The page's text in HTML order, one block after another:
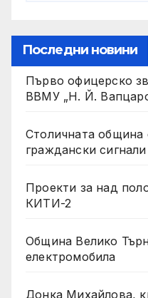
Последни новини
Първо офицерско
ВВМУ „Н. Й.
Столичната община
граждански
Проекти за над
КИТИ-2
Община Велико
електромобила
Донка Михайлова,